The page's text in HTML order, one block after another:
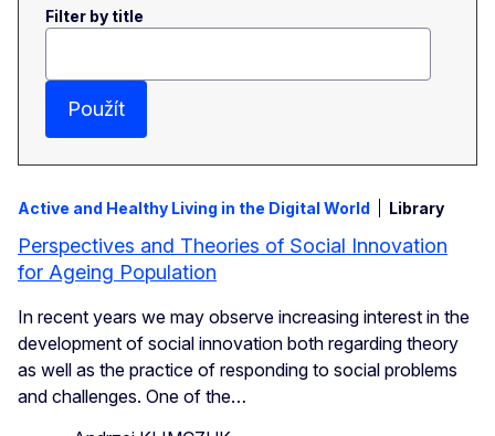
Filter by title
Použít
Active and Healthy Living in the Digital World Library
Perspectives and Theories of Social Innovation
for Ageing Population
In recent years we may observe increasing interest in the
development of social innovation both regarding theory
as well as the practice of responding to social problems
and challenges. One of the…